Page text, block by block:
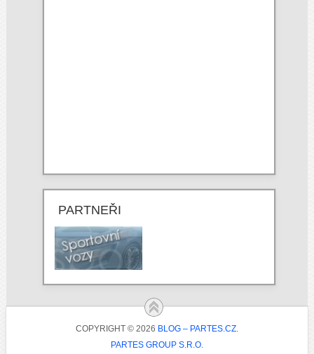
PARTNEŘI
COPYRIGHT © 2026 BLOG – PARTES.CZ.
PARTES GROUP S.R.O.